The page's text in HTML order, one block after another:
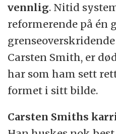
vennlig. Nitid
reformerende på én
Carsten Smith, er
har som ham sett
formet i sitt bilde.
Carsten Smiths